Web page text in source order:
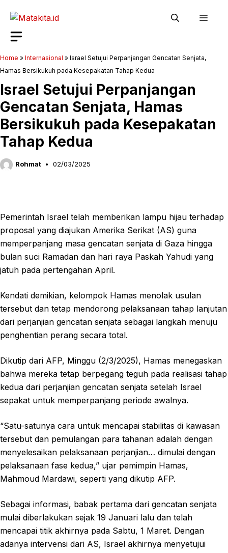
Home » Internasional » Israel Setujui Perpanjangan Gencatan Senjata,
Hamas Bersikukuh pada Kesepakatan Tahap Kedua
Israel Setujui Perpanjangan
Gencatan Senjata, Hamas
Bersikukuh pada Kesepakatan
Tahap Kedua
Rohmat 02/03/2025
Pemerintah Israel telah memberikan lampu hijau terhadap
proposal yang diajukan Amerika Serikat (AS) guna
memperpanjang masa gencatan senjata di Gaza hingga
bulan suci Ramadan dan hari raya Paskah Yahudi yang
jatuh pada pertengahan April.
Kendati demikian, kelompok Hamas menolak usulan
tersebut dan tetap mendorong pelaksanaan tahap lanjutan
dari perjanjian gencatan senjata sebagai langkah menuju
penghentian perang secara total.
Dikutip dari AFP, Minggu (2/3/2025), Hamas menegaskan
bahwa mereka tetap berpegang teguh pada realisasi tahap
kedua dari perjanjian gencatan senjata setelah Israel
sepakat untuk memperpanjang periode awalnya.
“Satu-satunya cara untuk mencapai stabilitas di kawasan
tersebut dan pemulangan para tahanan adalah dengan
menyelesaikan pelaksanaan perjanjian… dimulai dengan
pelaksanaan fase kedua,” ujar pemimpin Hamas,
Mahmoud Mardawi, seperti yang dikutip AFP.
Sebagai informasi, babak pertama dari gencatan senjata
mulai diberlakukan sejak 19 Januari lalu dan telah
mencapai titik akhirnya pada Sabtu, 1 Maret. Dengan
adanya intervensi dari AS, Israel akhirnya menyetujui